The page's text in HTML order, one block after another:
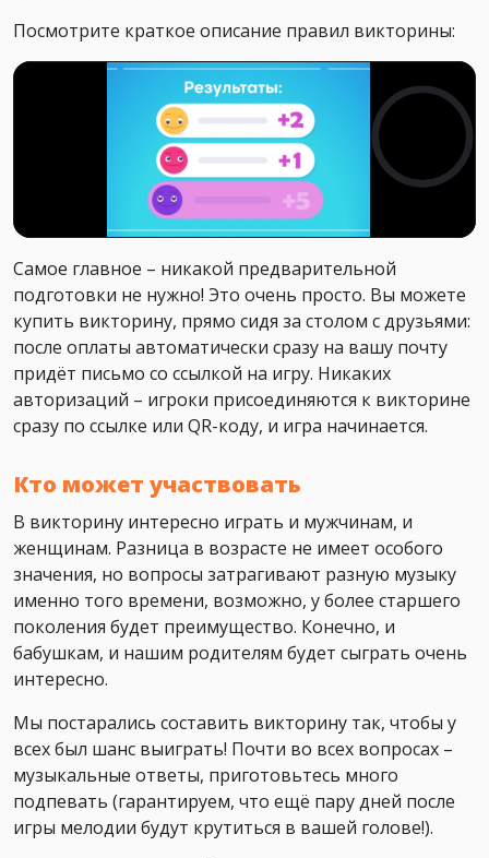
Посмотрите краткое описание правил викторины:
Самое главное – никакой предварительной
подготовки не нужно! Это очень просто. Вы можете
купить викторину, прямо сидя за столом с друзьями:
после оплаты автоматически сразу на вашу почту
придёт письмо со ссылкой на игру. Никаких
авторизаций – игроки присоединяются к викторине
сразу по ссылке или QR-коду, и игра начинается.
Кто может участвовать
В викторину интересно играть и мужчинам, и
женщинам. Разница в возрасте не имеет особого
значения, но вопросы затрагивают разную музыку
именно того времени, возможно, у более старшего
поколения будет преимущество. Конечно, и
бабушкам, и нашим родителям будет сыграть очень
интересно.
Мы постарались составить викторину так, чтобы у
всех был шанс выиграть! Почти во всех вопросах –
музыкальные ответы, приготовьтесь много
подпевать (гарантируем, что ещё пару дней после
игры мелодии будут крутиться в вашей голове!).